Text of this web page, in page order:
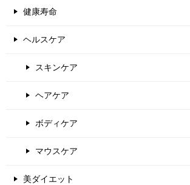
健康寿命
ヘルスケア
スキンケア
ヘアケア
ボディケア
マウスケア
美ダイエット